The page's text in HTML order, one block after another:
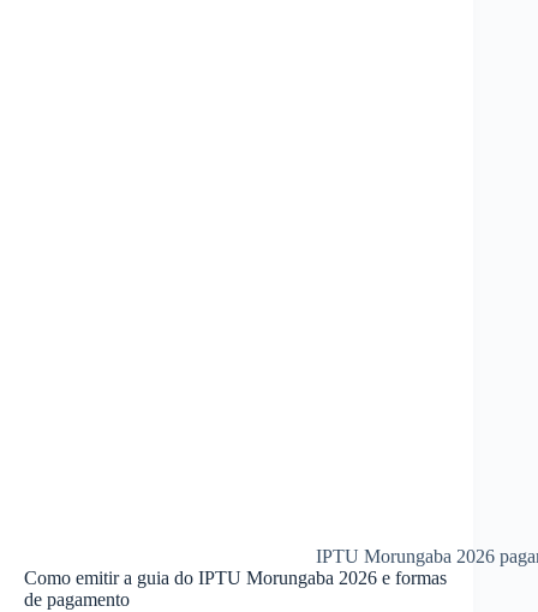
IPTU Morungaba 2026
Como emitir a guia do IPTU Morungaba 2026 e formas
de pagamento